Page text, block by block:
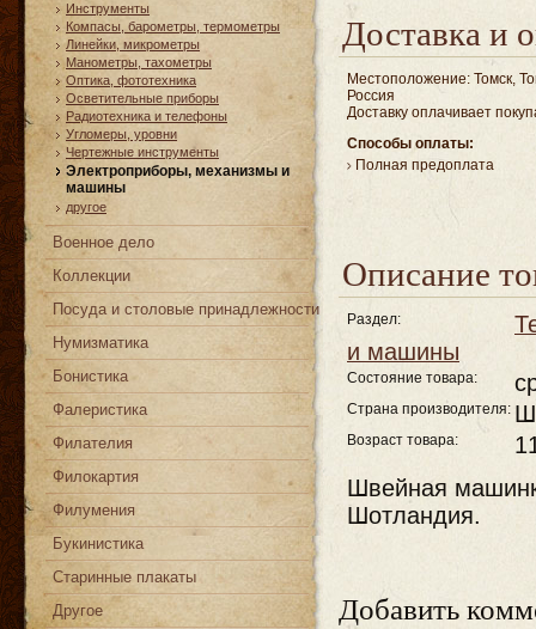
Инструменты
Компасы, барометры, термометры
Линейки, микрометры
Манометры, тахометры
Оптика, фототехника
Осветительные приборы
Радиотехника и телефоны
Угломеры, уровни
Чертежные инструменты
Электроприборы, механизмы и
машины
другое
Военное дело
Коллекции
Посуда и столовые принадлежности
Нумизматика
Бонистика
Фалеристика
Филателия
Филокартия
Филумения
Букинистика
Старинные плакаты
Другое
Доставка и
Местоположение: Томск,
Россия
Доставку оплачивает
Способы оплаты:
Полная предоплата
Описание
Раздел:
и машины
Состояние товара:
Страна производителя:
Возраст товара:
Швейная
Шотландия.
Добавить